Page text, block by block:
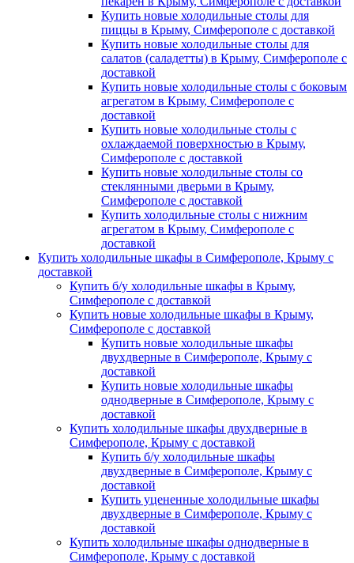
Купить новые холодильные столы для
пиццы в Крыму, Симферополе с доставкой
Купить новые холодильные столы для
салатов (саладетты) в Крыму, Симферополе с
доставкой
Купить новые холодильные столы с боковым
агрегатом в Крыму, Симферополе с
доставкой
Купить новые холодильные столы с
охлаждаемой поверхностью в Крыму,
Симферополе с доставкой
Купить новые холодильные столы со
стеклянными дверьми в Крыму,
Симферополе с доставкой
Купить холодильные столы с нижним
агрегатом в Крыму, Симферополе с
доставкой
Купить холодильные шкафы в Симферополе, Крыму с
доставкой
Купить б/у холодильные шкафы в Крыму,
Симферополе с доставкой
Купить новые холодильные шкафы в Крыму,
Симферополе с доставкой
Купить новые холодильные шкафы
двухдверные в Симферополе, Крыму с
доставкой
Купить новые холодильные шкафы
однодверные в Симферополе, Крыму с
доставкой
Купить холодильные шкафы двухдверные в
Симферополе, Крыму с доставкой
Купить б/у холодильные шкафы
двухдверные в Симферополе, Крыму с
доставкой
Купить уцененные холодильные шкафы
двухдверные в Симферополе, Крыму с
доставкой
Купить холодильные шкафы однодверные в
Симферополе, Крыму с доставкой